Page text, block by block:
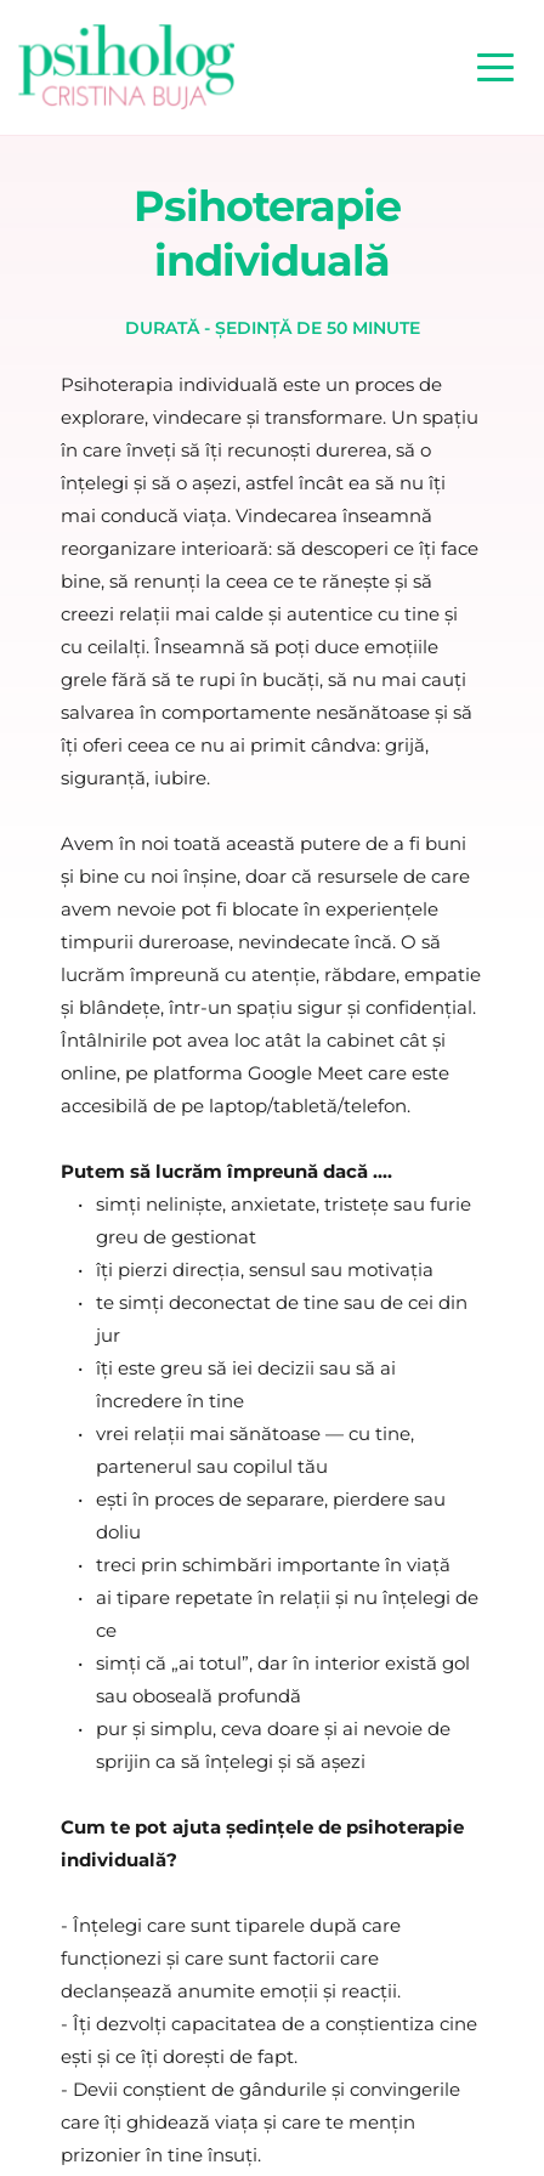
Psihoterapie
individuală
DURATĂ - ȘEDINȚĂ DE 50 MINUTE
Psihoterapia individuală este un proces de
explorare, vindecare și transformare. Un spațiu
în care înveți să îți recunoști durerea, să o
înțelegi și să o așezi, astfel încât ea să nu îți
mai conducă viața. Vindecarea înseamnă
reorganizare interioară: să descoperi ce îți face
bine, să renunți la ceea ce te rănește și să
creezi relații mai calde și autentice cu tine și
cu ceilalți. Înseamnă să poți duce emoțiile
grele fără să te rupi în bucăți, să nu mai cauți
salvarea în comportamente nesănătoase și să
îți oferi ceea ce nu ai primit cândva: grijă,
siguranță, iubire.
Avem în noi toată această putere de a fi buni
și bine cu noi înșine, doar că resursele de care
avem nevoie pot fi blocate în experiențele
timpurii dureroase, nevindecate încă. O să
lucrăm împreună cu atenție, răbdare, empatie
și blândețe, într-un spațiu sigur și confidențial.
Întâlnirile pot avea loc atât la cabinet cât și
online, pe platforma Google Meet care este
accesibilă de pe laptop/tabletă/telefon.
Putem să lucrăm împreună dacă ....
simți neliniște, anxietate, tristețe sau furie
greu de gestionat
îți pierzi direcția, sensul sau motivația
te simți deconectat de tine sau de cei din
jur
îți este greu să iei decizii sau să ai
încredere în tine
vrei relații mai sănătoase — cu tine,
partenerul sau copilul tău
ești în proces de separare, pierdere sau
doliu
treci prin schimbări importante în viață
ai tipare repetate în relații și nu înțelegi de
ce
simți că „ai totul”, dar în interior există gol
sau oboseală profundă
pur și simplu, ceva doare și ai nevoie de
sprijin ca să înțelegi și să așezi
Cum te pot ajuta ședințele de psihoterapie
individuală?
- Înțelegi care sunt tiparele după care
funcționezi și care sunt factorii care
declanșează anumite emoții și reacții.
- Îți dezvolți capacitatea de a conștientiza cine
ești și ce îți dorești de fapt.
- Devii conștient de gândurile și convingerile
care îți ghidează viața și care te mențin
prizonier în tine însuți.